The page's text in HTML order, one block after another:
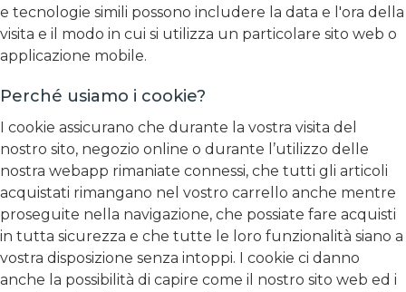
e tecnologie simili possono includere la data e l'ora della
visita e il modo in cui si utilizza un particolare sito web o
applicazione mobile.
Perché usiamo i cookie?
I cookie assicurano che durante la vostra visita del
nostro sito, negozio online o durante l’utilizzo delle
nostra webapp rimaniate connessi, che tutti gli articoli
acquistati rimangano nel vostro carrello anche mentre
proseguite nella navigazione, che possiate fare acquisti
in tutta sicurezza e che tutte le loro funzionalità siano a
vostra disposizione senza intoppi. I cookie ci danno
anche la possibilità di capire come il nostro sito web ed i